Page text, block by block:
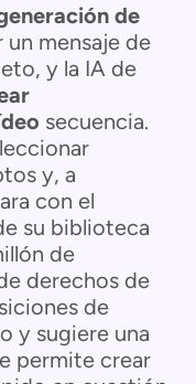
de
mensaje de
y la IA de
secuencia.
y, a
con el
su biblioteca
de
derechos de
de
y sugiere una
permite crear